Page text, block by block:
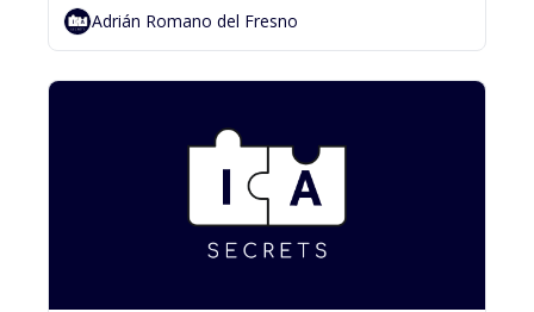
Adrián Romano del Fresno